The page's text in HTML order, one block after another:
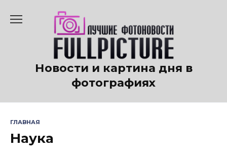
содержанию
Новости и картина дня в
фотографиях
ГЛАВНАЯ
Наука